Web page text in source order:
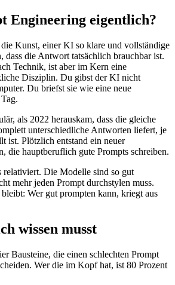
Engineering eigentlich?
Kunst, einer KI so klare und vollständige
dass die Antwort tatsächlich brauchbar ist.
Technik, ist aber im Kern eine
Disziplin. Du gibst der KI nicht
Du briefst sie wie eine neue
als 2022 herauskam, dass die gleiche
unterschiedliche Antworten liefert, je
ist. Plötzlich entstand ein neuer
die hauptberuflich gute Prompts schreiben.
relativiert. Die Modelle sind so gut
mehr jeden Prompt durchstylen muss.
Wer gut prompten kann, kriegt aus
wissen musst
Bausteine, die einen schlechten Prompt
Wer die im Kopf hat, ist 80 Prozent